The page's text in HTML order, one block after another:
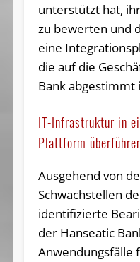
unterstützt hat,
zu bewerten und
eine
die auf die
Bank abgestimmt
IT-Infrastruktur in
Plattform
Ausgehend von
Schwachstellen
identifizierte
der Hanseatic
Anwendungsfälle